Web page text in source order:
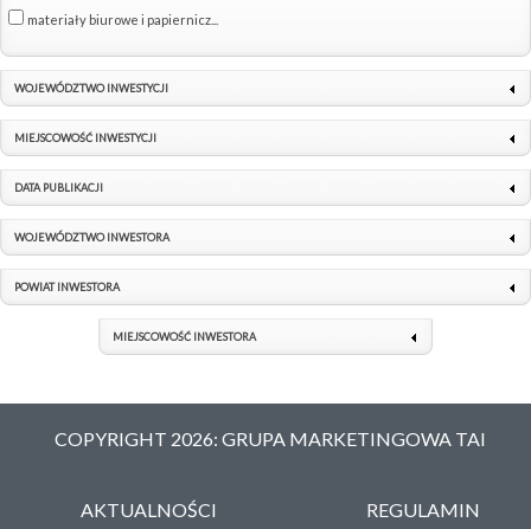
materiały biurowe i papiernicz...
WOJEWÓDZTWO INWESTYCJI
MIEJSCOWOŚĆ INWESTYCJI
DATA PUBLIKACJI
WOJEWÓDZTWO INWESTORA
POWIAT INWESTORA
MIEJSCOWOŚĆ INWESTORA
COPYRIGHT 2026: GRUPA MARKETINGOWA TAI
AKTUALNOŚCI REGULAMIN